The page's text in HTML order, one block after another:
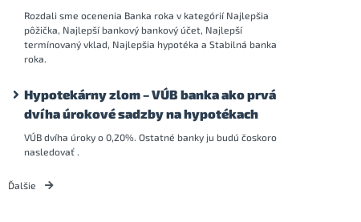
Rozdali sme ocenenia Banka roka v kategórií Najlepšia
pôžička, Najlepší bankový bankový účet, Najlepší
termínovaný vklad, Najlepšia hypotéka a Stabilná banka
roka.
Hypotekárny zlom – VÚB banka ako prvá
dvíha úrokové sadzby na hypotékach
VÚB dvíha úroky o 0,20%. Ostatné banky ju budú čoskoro
nasledovať .
Ďalšie